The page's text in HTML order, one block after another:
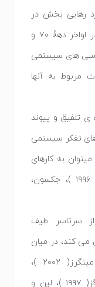
رهایی بخش در
عرصه سیستمی ضروری است.از اینرو در اواخر دهۀ ٧٠ و
های سیستمی
مربوط به آنها
ی تلفیق و پیوند
تفکر سیستمی
به کارهای
مینگرز( ۱۹۹۷ )، مینگرز و بروکلسبی( ۱۹۹۶ )، جکسون،
از سرتاسر طیف
می کند، در میان
کارهای مینگرز ( ۱۹۹۷ )، مورانو و مینگرز( ۲۰۰۲ )،
بروکلسبی( ۱۹۹۵ )، بروکلسبی و کامینگز( ۱۹۹۷ )، لین و